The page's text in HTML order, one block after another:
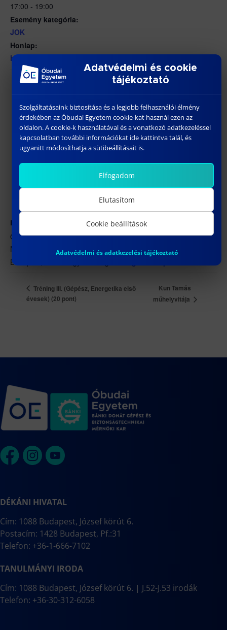
17:00 - 19:00
Esemény kategória:
JOK
Honlap:
https://www.facebook.com/events/511914678490256/
ÓE BGK – 1081 Budapest, Népszínház utca 8. N.252. terem
Népszínház utca 8.
Budapest
Tréning III. (Gépész, Energetika első
évesek) (20 pont)
Kun Tamás
műhelyvitája
DÉKÁNI HIVATAL
Cím: 1088 Budapest, József körút 6.
Postacím: 1428 Budapest, Pf.:31
Telefon: +36-1-666-7102
TANULMÁNYI IRODA
Cím: 1088 Budapest, József körút 6. | J.52-J.53 irodák
Telefon: +36-30-312-6058
Adatvédelmi és cookie
tájékoztató
Szolgáltatásaink biztosítása és a legjobb felhasználói élmény
érdekében az Óbudai Egyetem cookie-kat használ ezen az
oldalon. A cookie-k használatával és a vonatkozó adatkezeléssel
kapcsolatban további információkat ide kattintva talál, és
ugyanitt módosíthatja a sütibeállításait is.
Elfogadom
Elutasítom
Cookie beállítások
Adatvédelmi és adatkezelési tájékoztató